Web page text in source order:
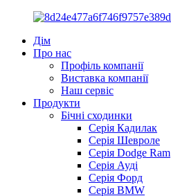
Дім
Про нас
Профіль компанії
Виставка компанії
Наш сервіс
Продукти
Бічні сходинки
Серія Кадилак
Серія Шевроле
Серія Dodge Ram
Серія Ауді
Серія Форд
Серія BMW